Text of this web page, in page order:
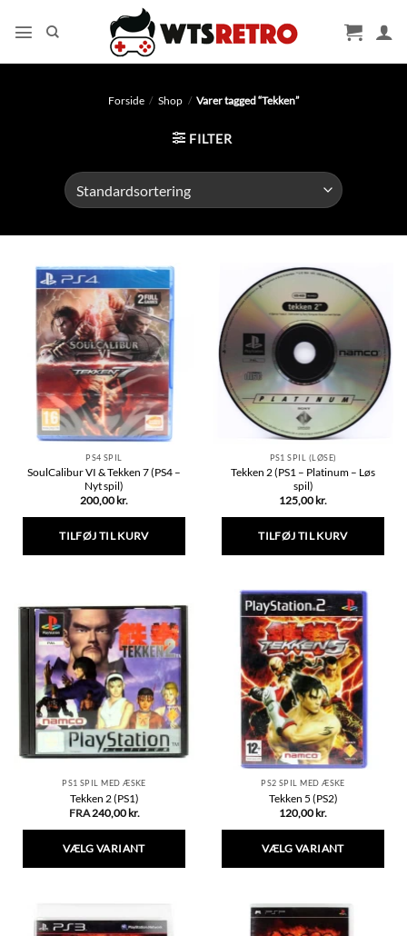
Forside / Shop / Varer tagged “Tekken”
FILTER
PS4 SPIL
SoulCalibur VI & Tekken 7 (PS4 –
Nyt spil)
200,00 kr.
TILFØJ TIL KURV
PS1 SPIL (LØSE)
Tekken 2 (PS1 – Platinum – Løs
spil)
125,00 kr.
TILFØJ TIL KURV
PS1 SPIL MED ÆSKE
Tekken 2 (PS1)
FRA240,00 kr.
VÆLG VARIANT
flere
PS2 SPIL MED ÆSKE
Tekken 5 (PS2)
120,00 kr.
VÆLG VARIANT
har
flere